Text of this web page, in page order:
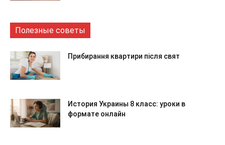
Полезные советы
Прибирання квартири після свят
История Украины 8 класс: уроки в
формате онлайн